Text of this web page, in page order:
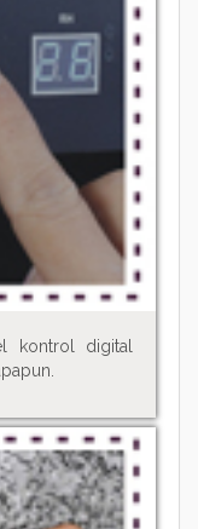
kontrol digital